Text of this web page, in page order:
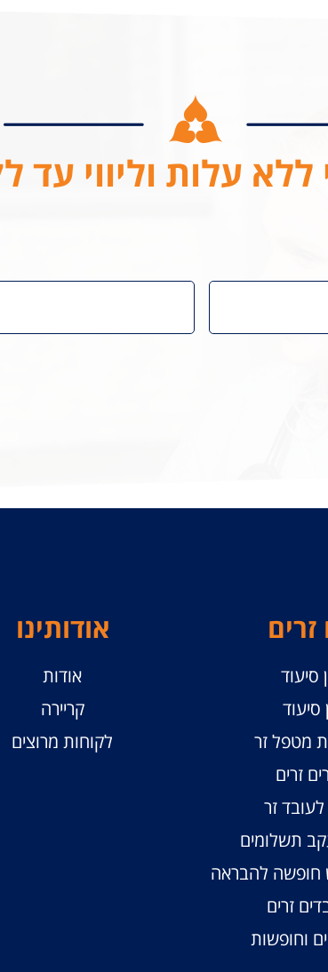
ללא עלות וליווי
זרים
סיעוד
סיעוד
מטפל זר
זרים
לעובד זר
תשלומים
חופשה להבראה
זרים
וחופשות
אודותינו
אודות
קריירה
לקוחות מרוצים